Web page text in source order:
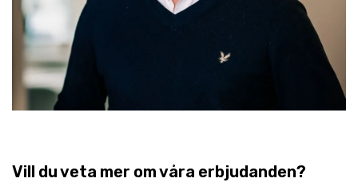
Vill du veta mer om våra erbjudanden?